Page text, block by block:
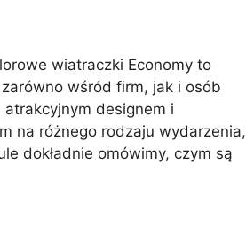
wiatraczki Economy to
wśród firm, jak i osób
designem i
na różnego rodzaju wydarzenia,
dokładnie omówimy, czym są